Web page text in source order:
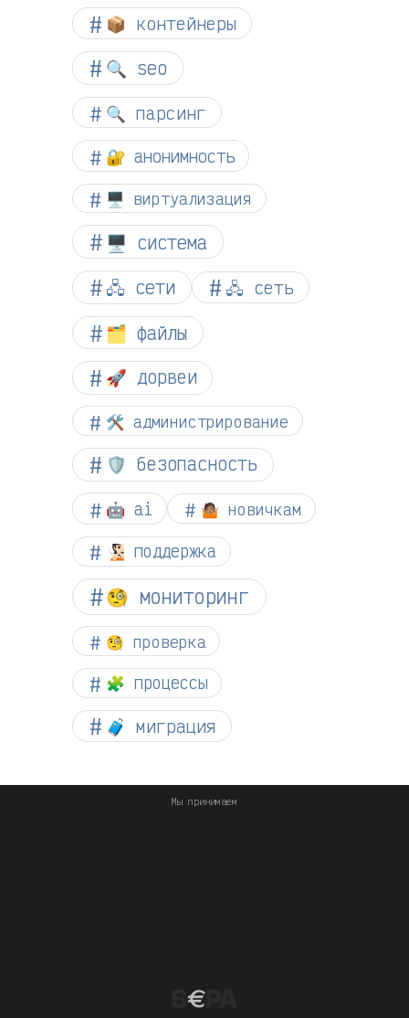
📦 контейнеры
🔍 seo
🔍 парсинг
🔐 анонимность
🖥️ виртуализация
🖥️ система
🖧 сети
🖧 сеть
🗂️ файлы
🚀 дорвеи
🛠️ администрирование
🛡️ безопасность
🤖 ai 🤷🏽 новичкам
🧏🏻 поддержка
🧐 мониторинг
🧐 проверка
🧩 процессы
🧳 миграция
Мы принимаем